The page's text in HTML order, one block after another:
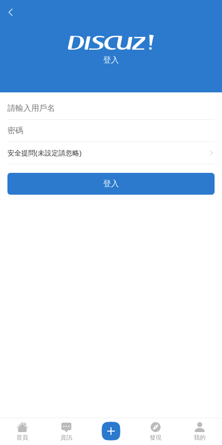
登入
安全提問(未設定請忽略)
登入
首頁 資訊 發現 我的